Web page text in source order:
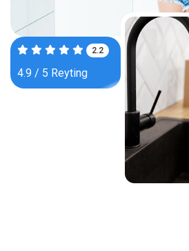
3.7
4.9 / 5 Reyting